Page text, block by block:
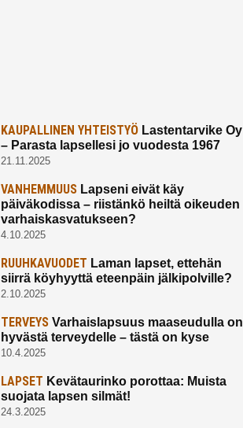
KAUPALLINEN YHTEISTYÖLastentarvike Oy
– Parasta lapsellesi jo vuodesta 1967
21.11.2025
VANHEMMUUSLapseni eivät käy
päiväkodissa – riistänkö heiltä oikeuden
varhaiskasvatukseen?
4.10.2025
RUUHKAVUODET Laman lapset, ettehän
siirrä köyhyyttä eteenpäin jälkipolville?
2.10.2025
TERVEYSVarhaislapsuus maaseudulla on
hyvästä terveydelle – tästä on kyse
10.4.2025
LAPSET Kevätaurinko porottaa: Muista
suojata lapsen silmät!
24.3.2025